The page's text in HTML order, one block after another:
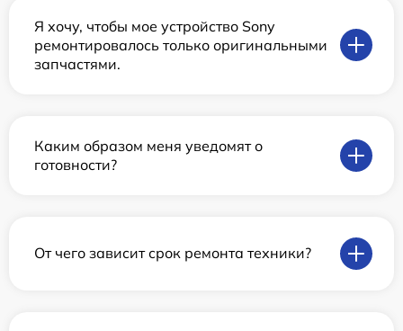
Я хочу, чтобы мое устройство Sony
ремонтировалось только оригинальными
запчастями.
Каким образом меня уведомят о
готовности?
От чего зависит срок ремонта техники?